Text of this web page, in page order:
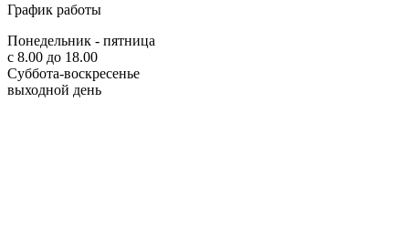
График работы
Понедельник - пятница
с 8.00 до 18.00
Суббота-воскресенье
выходной день